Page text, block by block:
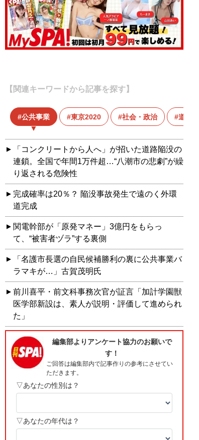
【関連キーワードから記事を探す】
公共事業 東京2020 社会・政治 道路
「コンクリートから人へ」が招いた道路陥没の
連鎖。全国で年間1万件超…“八潮市の悲劇”が繰
り返される危険性
完成確率は20％？ 陥没事故発生で遠のく外環
道完成
関電幹部が「原発マネー」3億円をもらっ
て、“被害者ヅラ”する裏側
「名護市長選の自民候補勝利の裏に公共事業バ
ラマキが…」古賀茂明氏
前川喜平・前文科事務次官が証言「加計学園獣
医学部新設は、素人が説明・評価して進められ
た」